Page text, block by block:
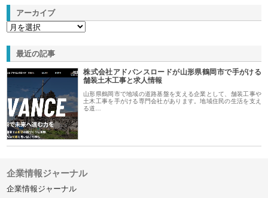
アーカイブ
最近の記事
株式会社アドバンスロードが山形県鶴岡市で手がける
舗装土木工事と求人情報
山形県鶴岡市で地域の道路基盤を支える企業として、舗装工事や
土木工事を手がける専門会社があります。地域住民の生活を支え
る道…
企業情報ジャーナル
企業情報ジャーナル